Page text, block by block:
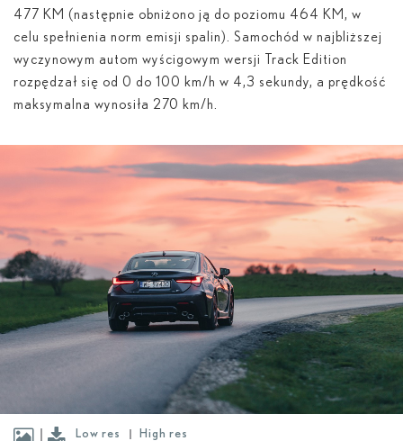
477 KM (następnie obniżono ją do poziomu 464 KM, w
celu spełnienia norm emisji spalin). Samochód w najbliższej
wyczynowym autom wyścigowym wersji Track Edition
rozpędzał się od 0 do 100 km/h w 4,3 sekundy, a prędkość
maksymalna wynosiła 270 km/h.
Low res High res